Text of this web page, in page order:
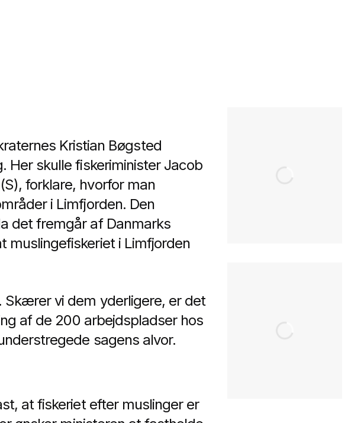
Kristian Bøgsted
Her skulle fiskeriminister Jacob
forklare, hvorfor man
i Limfjorden. Den
det fremgår af Danmarks
muslingefiskeriet i Limfjorden
Skærer vi dem yderligere, er det
af de 200 arbejdspladser hos
sagens alvor.
at fiskeriet efter muslinger er